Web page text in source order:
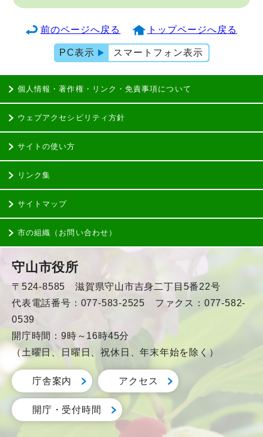
前のページへ戻る トップページへ戻る
PC表示 スマートフォン表示
個人情報・著作権・リンク・免責事項について
ウェブアクセシビリティ方針
サイトの使い方
リンク集
サイトマップ
市の組織（お問い合わせ）
守山市役所
〒524-8585 滋賀県守山市吉身二丁目5番22号
代表電話番号：077-583-2525 ファクス：077-582-
0539
開庁時間：9時～16時45分
（土曜日、日曜日、祝休日、年末年始を除く）
庁舎案内 アクセス
開庁・受付時間